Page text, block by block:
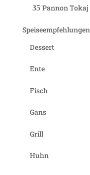
Pannon Tokaj
Speiseempfehlungen
Dessert
Ente
Fisch
Gans
Grill
Huhn